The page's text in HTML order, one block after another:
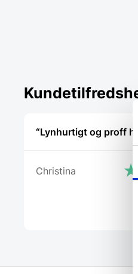
“Lynhurtigt og proff
Christina